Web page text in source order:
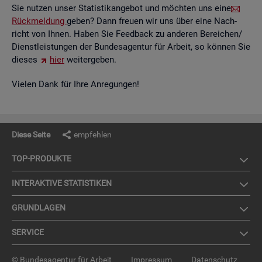
Sie nut­zen unser Sta­tis­tik­an­ge­bot und möch­ten uns eine
Rück­mel­dung geben? Dann freu­en wir uns über eine Nach­
richt von Ihnen. Haben Sie Feed­back zu an­de­ren Be­rei­chen/
Dienst­leis­tun­gen der Bun­des­agen­tur für Ar­beit, so kön­nen Sie
die­ses
hier wei­ter­ge­ben.
Vie­len Dank für Ihre An­re­gun­gen!
Diese Seite empfehlen
TOP-PRO­DUK­TE
IN­TER­AK­TI­VE STA­TIS­TI­KEN
GRUND­LA­GEN
SER­VICE
© Bundesagentur für Arbeit Impressum Datenschutz